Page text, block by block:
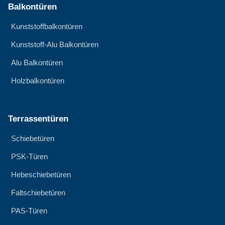
Balkontüren
Kunststoffbalkontüren
Kunststoff-Alu Balkontüren
Alu Balkontüren
Holzbalkontüren
Terrassentüren
Schiebetüren
PSK-Türen
Hebeschiebetüren
Faltschiebetüren
PAS-Türen